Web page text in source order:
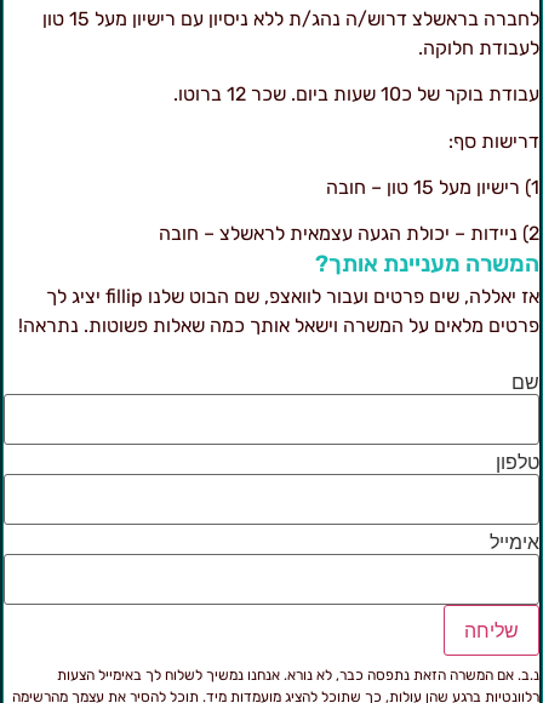
לחברה בראשלצ דרוש/ה נהג/ת ללא ניסיון עם רישיון מעל 15 טון
חלוקה.
בוקר של כ10 שעות ביום. שכר 12 ברוטו.
סף:
לראשלצ – חובה
מעניינת אותך?
אז יאללה, שים פרטים ועבור לוואצפ, שם הבוט שלנו fillip יציג לך
מלאים על המשרה וישאל אותך כמה שאלות פשוטות. נתראה!
שליחה
אם המשרה הזאת נתפסה כבר, לא נורא. אנחנו נמשיך לשלוח לך באימייל הצעות
ברגע שהן עולות, כך שתוכל להציג מועמדות מיד. תוכל להסיר את עצמך מהרשימה